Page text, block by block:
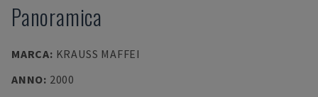
Panoramica
MARCA: KRAUSS MAFFEI
ANNO: 2000